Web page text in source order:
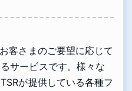
客さまのご要望に応じて
サービスです。様々な
が提供している各種フ